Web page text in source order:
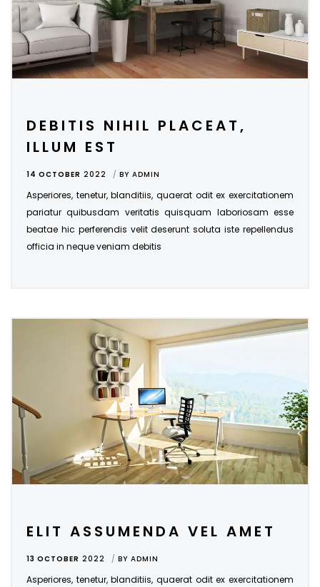
DEBITIS NIHIL PLACEAT,
ILLUM EST
14 OCTOBER 2022 BY ADMIN
Asperiores, tenetur, blanditiis, quaerat odit ex exercitationem
pariatur quibusdam veritatis quisquam laboriosam esse
beatae hic perferendis velit deserunt soluta iste repellendus
officia in neque veniam debitis
ELIT ASSUMENDA VEL AMET
13 OCTOBER 2022 BY ADMIN
Asperiores, tenetur, blanditiis, quaerat odit ex exercitationem